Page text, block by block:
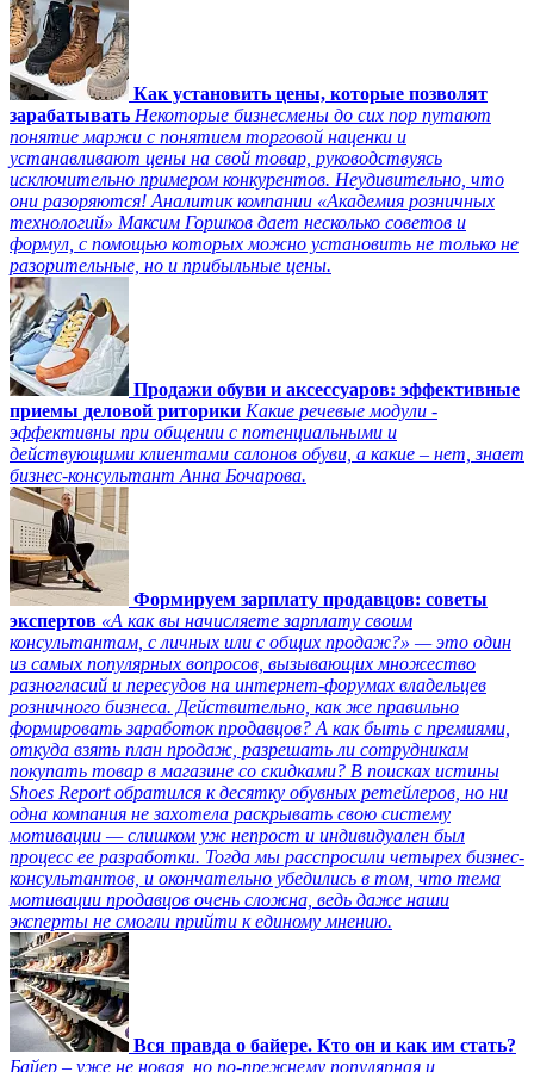
Как установить цены, которые позволят
зарабатывать Некоторые бизнесмены до сих пор путают
понятие маржи с понятием торговой наценки и
устанавливают цены на свой товар, руководствуясь
исключительно примером конкурентов. Неудивительно, что
они разоряются! Аналитик компании «Академия розничных
технологий» Максим Горшков дает несколько советов и
формул, с помощью которых можно установить не только не
разорительные, но и прибыльные цены.
Продажи обуви и аксессуаров: эффективные
приемы деловой риторики Какие речевые модули -
эффективны при общении с потенциальными и
действующими клиентами салонов обуви, а какие – нет, знает
бизнес-консультант Анна Бочарова.
Формируем зарплату продавцов: советы
экспертов «А как вы начисляете зарплату своим
консультантам, с личных или с общих продаж?» — это один
из самых популярных вопросов, вызывающих множество
разногласий и пересудов на интернет-форумах владельцев
розничного бизнеса. Действительно, как же правильно
формировать заработок продавцов? А как быть с премиями,
откуда взять план продаж, разрешать ли сотрудникам
покупать товар в магазине со скидками? В поисках истины
Shoes Report обратился к десятку обувных ретейлеров, но ни
одна компания не захотела раскрывать свою систему
мотивации — слишком уж непрост и индивидуален был
процесс ее разработки. Тогда мы расспросили четырех бизнес-
консультантов, и окончательно убедились в том, что тема
мотивации продавцов очень сложна, ведь даже наши
эксперты не смогли прийти к единому мнению.
Вся правда о байере. Кто он и как им стать?
Байер – уже не новая, но по-прежнему популярная и